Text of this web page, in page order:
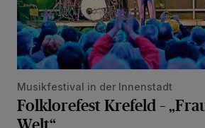
Musikfestival in der Innenstadt
Folklorefest Krefeld –
Welt“